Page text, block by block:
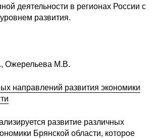
деятельности в регионах России с
развития.
Ожерельева М.В.
направлений развития экономики
развитие различных
Брянской области, которое